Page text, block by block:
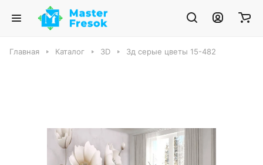
Главная Каталог 3D 3д серые цветы 15-482